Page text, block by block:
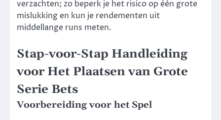
verzachten; zo beperk je het risico op één grote
mislukking en kun je rendementen uit
middellange runs meten.
Stap-voor-Stap Handleiding
voor Het Plaatsen van Grote
Serie Bets
Voorbereiding voor het Spel